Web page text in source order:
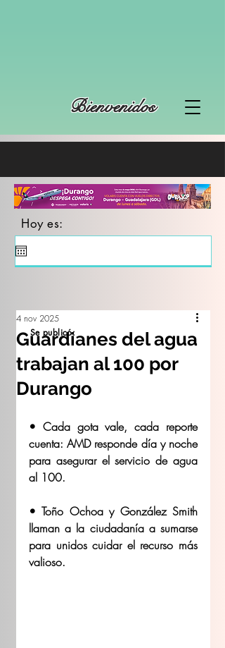
Bienvenidos
Hoy es:
Guardianes del agua
trabajan al 100 por
Durango
4 nov 2025
• Cada gota vale, cada reporte
cuenta: AMD responde día y noche
para asegurar el servicio de agua
al 100.
• Toño Ochoa y González Smith
llaman a la ciudadanía a sumarse
para unidos cuidar el recurso más
valioso.
Se publicó: